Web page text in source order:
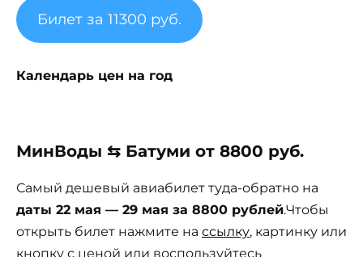
Билет за 11300 руб.
Календарь цен на год
МинВоды ⇆ Батуми от 8800 руб.
Самый дешевый авиабилет туда-обратно на
даты 22 мая — 29 мая за 8800 рублей.Чтобы
открыть билет нажмите на ссылку, картинку или
кнопку с ценой или воспользуйтесь